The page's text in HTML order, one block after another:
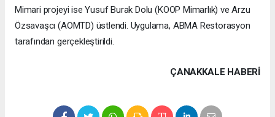
Mimari projeyi ise Yusuf Burak Dolu (KOOP Mimarlık) ve Arzu
Özsavaşcı (AOMTD) üstlendi. Uygulama, ABMA Restorasyon
tarafından gerçekleştirildi.
ÇANAKKALE HABERİ